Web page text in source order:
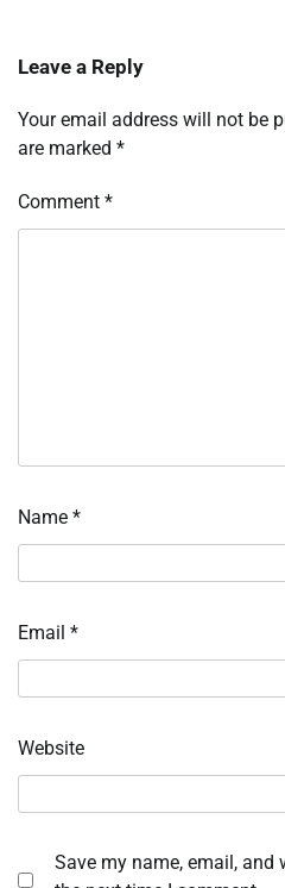
Leave a Reply
Your email address will not be
are marked *
Comment *
Name *
Email *
Website
Save my name, email,